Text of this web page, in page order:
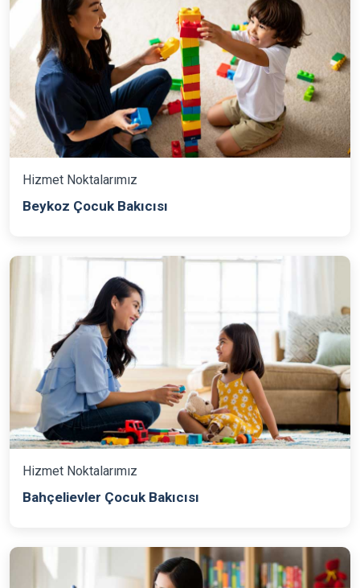
Hizmet Noktalarımız
Beykoz Çocuk Bakıcısı
Hizmet Noktalarımız
Bahçelievler Çocuk Bakıcısı